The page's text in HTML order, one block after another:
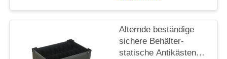
Alternde beständige
sichere Behälter-
statische Antikästen